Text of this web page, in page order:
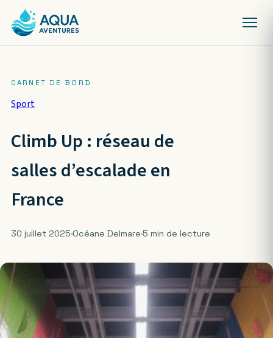
Sport
Climb Up : réseau de
salles d’escalade en
France
30 juillet 2025·Océane Delmare·5 min de lecture